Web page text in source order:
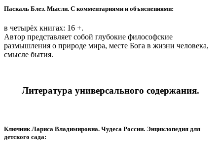
Паскаль Блез. Мысли. С комментариями и объяснениями:
в четырёх книгах: 16 +.
Автор представляет собой глубокие философские
размышления о природе мира, месте Бога в жизни человека,
смысле бытия.
Литература универсального содержания.
Ключник Лариса Владимировна. Чудеса России. Энциклопедия для
детского сада: